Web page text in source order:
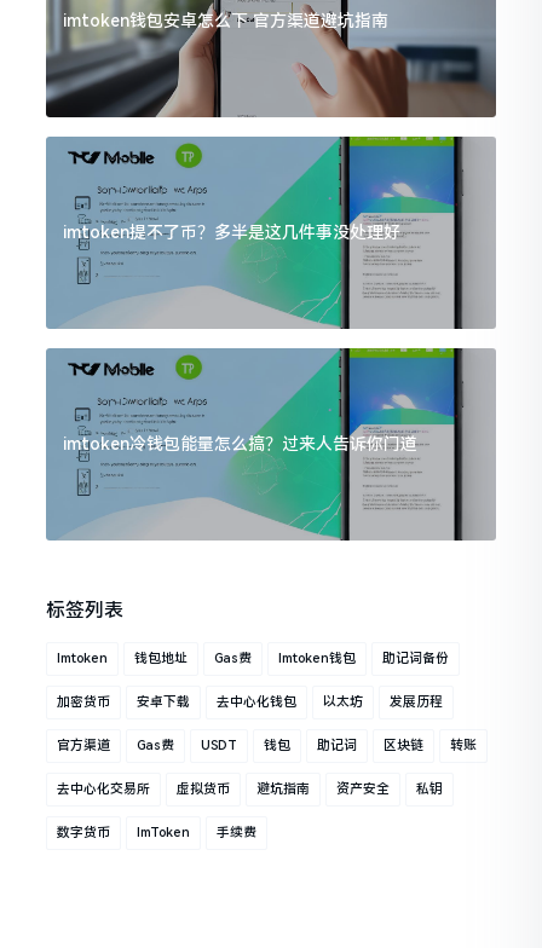
imtoken钱包安卓怎么下 官方渠道避坑指南
imtoken提不了币？多半是这几件事没处理好
imtoken冷钱包能量怎么搞？过来人告诉你门道
标签列表
Imtoken 钱包地址 Gas费 Imtoken钱包 助记词备份
加密货币 安卓下载 去中心化钱包 以太坊 发展历程
官方渠道 Gas费 USDT 钱包 助记词 区块链 转账
去中心化交易所 虚拟货币 避坑指南 资产安全 私钥
数字货币 ImToken 手续费